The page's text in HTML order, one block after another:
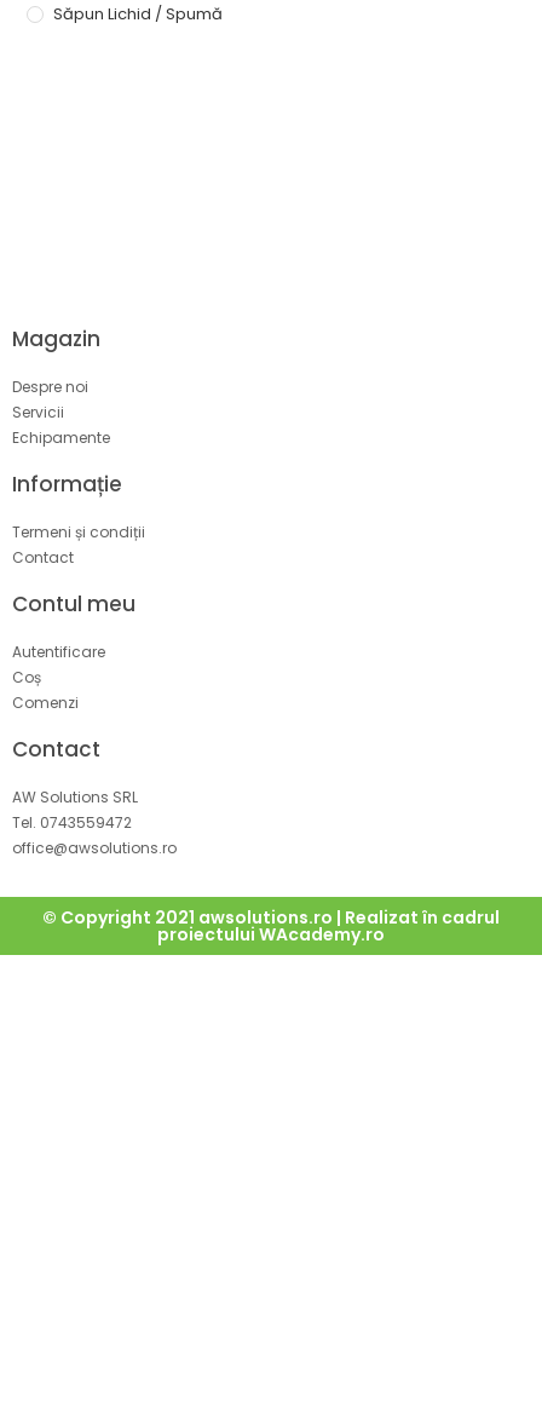
Săpun Lichid / Spumă
Magazin
Despre noi
Servicii
Echipamente
Informație
Termeni și condiții
Contact
Contul meu
Autentificare
Coș
Comenzi
Contact
AW Solutions SRL
Tel. 0743559472
office@awsolutions.ro
© Copyright 2021 awsolutions.ro | Realizat în cadrul
proiectului WAcademy.ro